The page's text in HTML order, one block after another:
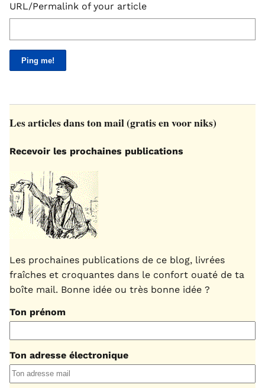
URL/Permalink of your article
Les articles dans ton mail (gratis en voor niks)
Recevoir les prochaines publications
Les prochaines publications de ce blog, livrées
fraîches et croquantes dans le confort ouaté de ta
boîte mail. Bonne idée ou très bonne idée ?
Ton prénom
Ton adresse électronique